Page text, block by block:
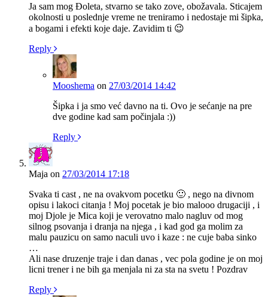
Ja sam mog Đoleta, stvarno se tako zove, obožavala. Sticajem
okolnosti u poslednje vreme ne treniramo i nedostaje mi šipka,
a bogami i efekti koje daje. Zavidim ti 😉
Reply
Mooshema on 27/03/2014 14:42
Šipka i ja smo već davno na ti. Ovo je sećanje na pre
dve godine kad sam počinjala :))
Reply
Maja on 27/03/2014 17:18
Svaka ti cast , ne na ovakvom pocetku 🙂 , nego na divnom
opisu i lakoci citanja ! Moj pocetak je bio malooo drugaciji , i
moj Djole je Mica koji je verovatno malo nagluv od mog
silnog psovanja i dranja na njega , i kad god ga molim za
malu pauzicu on samo naculi uvo i kaze : ne cuje baba sinko
…
Ali nase druzenje traje i dan danas , vec pola godine je on moj
licni trener i ne bih ga menjala ni za sta na svetu ! Pozdrav
Reply